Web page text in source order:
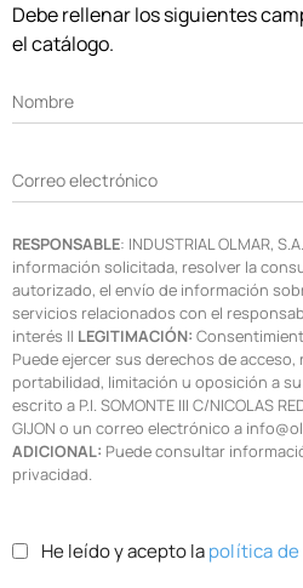
Debe rellenar los siguientes
el catálogo.
Nombre
Correo electrónico
RESPONSABLE: INDUSTRIAL OLMAR,
información solicitada, resolver la
autorizado, el envío de información
servicios relacionados con el
interés || LEGITIMACIÓN:
Puede ejercer sus derechos de
portabilidad, limitación u oposición a
escrito a P.I. SOMONTE III C/NICOLAS
GIJON o un correo electrónico a
ADICIONAL: Puede consultar
privacidad.
He leído y acepto lapolítica